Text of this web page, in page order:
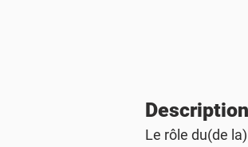
Le rôle du(de